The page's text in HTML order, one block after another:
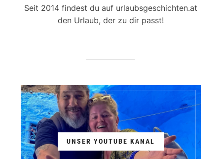
Seit 2014 findest du auf urlaubsgeschichten.at
den Urlaub, der zu dir passt!
UNSER YOUTUBE KANAL